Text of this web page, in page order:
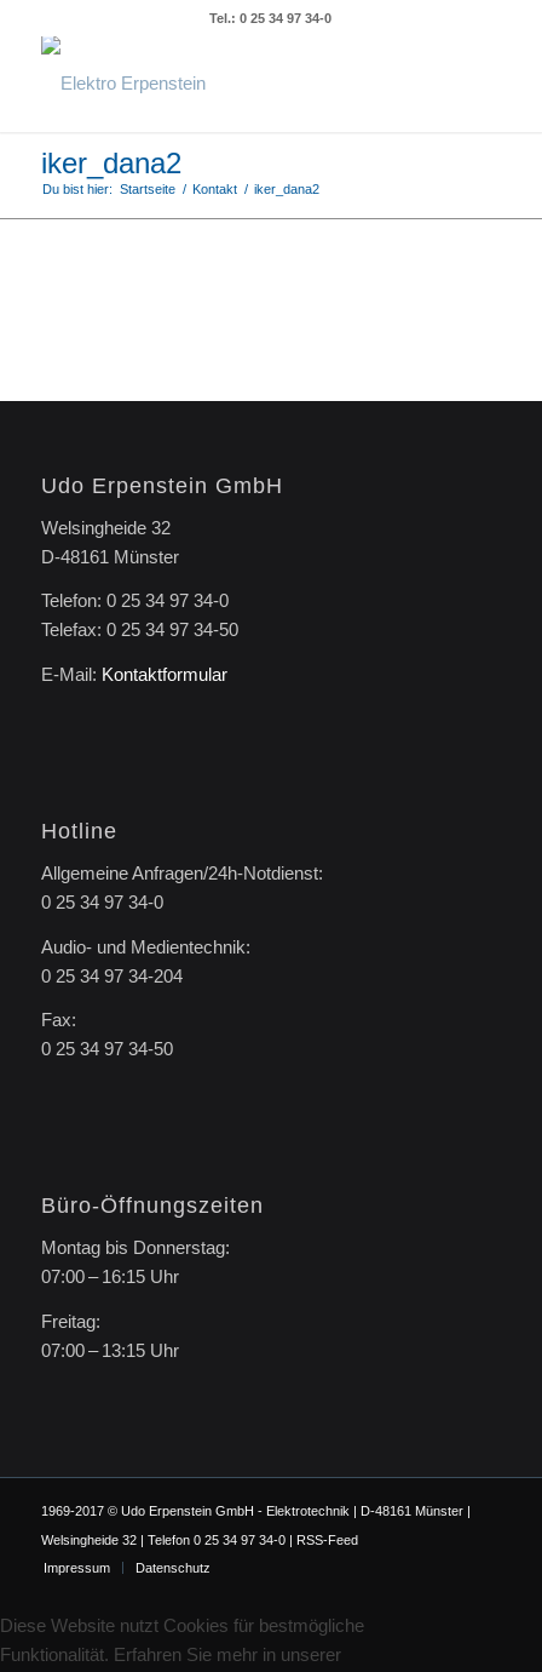
Tel.: 0 25 34 97 34-0
iker_dana2
Du bist hier: Startseite / Kontakt / iker_dana2
Udo Erpenstein GmbH
Welsingheide 32
D-48161 Münster
Telefon: 0 25 34 97 34-0
Telefax: 0 25 34 97 34-50
E-Mail: Kontaktformular
Hotline
Allgemeine Anfragen/24h-Notdienst:
0 25 34 97 34-0
Audio- und Medientechnik:
0 25 34 97 34-204
Fax:
0 25 34 97 34-50
Büro-Öffnungszeiten
Montag bis Donnerstag:
07:00 – 16:15 Uhr
Freitag:
07:00 – 13:15 Uhr
1969-2017 © Udo Erpenstein GmbH - Elektrotechnik | D-48161 Münster |
Welsingheide 32 | Telefon 0 25 34 97 34-0 | RSS-Feed
Impressum
Datenschutz
Diese Website nutzt Cookies für bestmögliche
Funktionalität. Erfahren Sie mehr in unserer